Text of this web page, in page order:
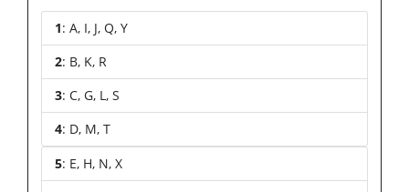
1: A, I, J, Q, Y
2: B, K, R
3: C, G, L, S
4: D, M, T
5: E, H, N, X